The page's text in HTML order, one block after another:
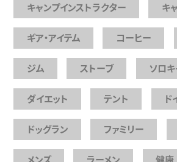
キャンプインストラクター キ
ギア・アイテム コーヒー
ジム ストーブ ソロ
ダイエット テント ド
ドッグラン ファミリー
メンズ ラーメン 健康